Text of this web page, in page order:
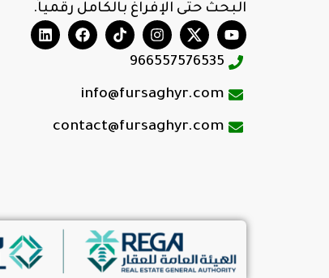
البحث حتى الإفراغ بالكامل رقمياً.
966557576535
info@fursaghyr.com
contact@fursaghyr.com